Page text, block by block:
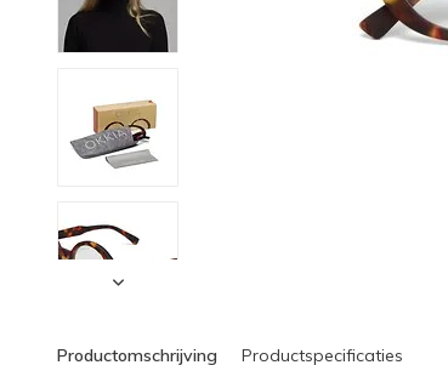
Productomschrijving Productspecificaties